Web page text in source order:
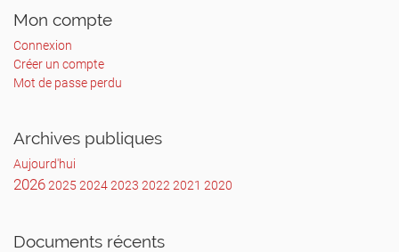
Mon compte
Connexion
Créer un compte
Mot de passe perdu
Archives publiques
Aujourd'hui
20262025 20242023 2022 2021 2020
Documents récents